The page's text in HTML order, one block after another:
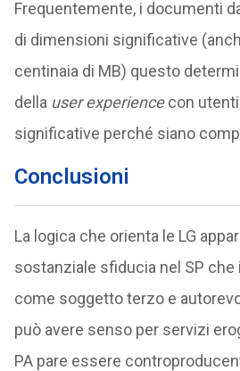
Frequentemente, i documenti
di dimensioni significative
centinaia di MB) questo
della user experiencecon
significative perché siano
Conclusioni
La logica che orienta le LG
sostanziale sfiducia nel SP che
come soggetto terzo e
può avere senso per servizi
PA pare essere